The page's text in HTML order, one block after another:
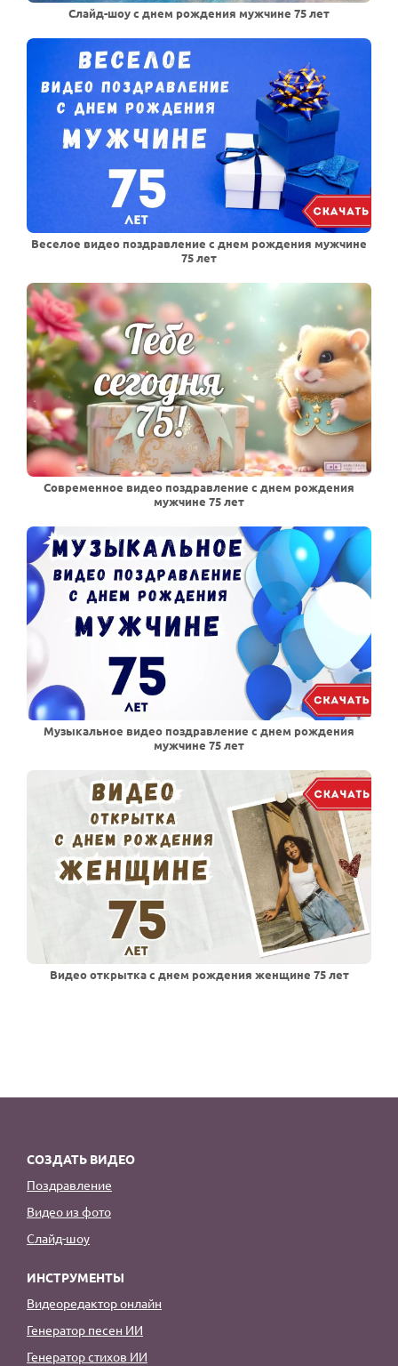
Слайд-шоу с днем рождения мужчине 75 лет
Веселое видео поздравление с днем рождения мужчине
75 лет
Современное видео поздравление с днем рождения
мужчине 75 лет
Музыкальное видео поздравление с днем рождения
мужчине 75 лет
Видео открытка с днем рождения женщине 75 лет
СОЗДАТЬ ВИДЕО
Поздравление
Видео из фото
Слайд-шоу
ИНСТРУМЕНТЫ
Видеоредактор онлайн
Генератор песен ИИ
Генератор стихов ИИ